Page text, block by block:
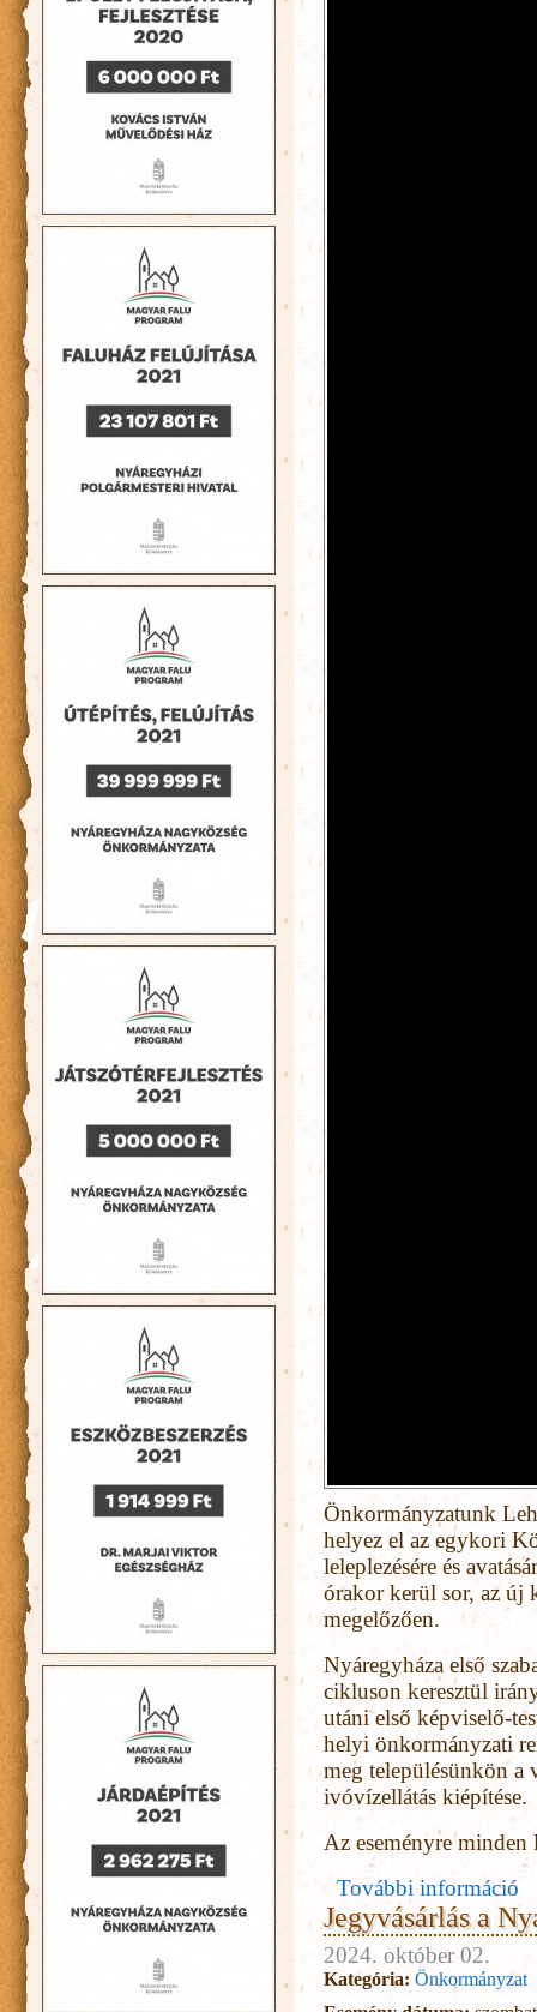
Önkormányzatunk
helyez el az egykori
leleplezésére és
órakor kerül sor, az új
megelőzően.
Nyáregyháza első
cikluson keresztül
utáni első képviselő-
helyi önkormányzati
meg településünkön a
ivóvízellátás kiépítése.
Az eseményre
További információ
Jegyvásárlás a
2024. október 02.
Kategória: Önkormányzat